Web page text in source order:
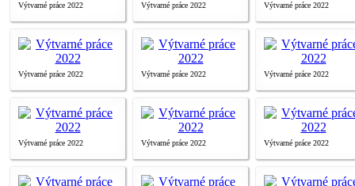
Výtvarné práce 2022 Výtvarné práce 2022 Výtvarné práce 2022
Výtvarné práce 2022 Výtvarné práce 2022 Výtvarné práce 2022
Výtvarné práce 2022 Výtvarné práce 2022 Výtvarné práce 2022